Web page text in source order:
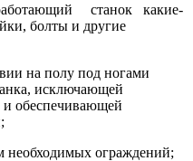
станок какие-
болты и другие
на полу под ногами
исключающей
обеспе­чивающей
необходимых ограждений;